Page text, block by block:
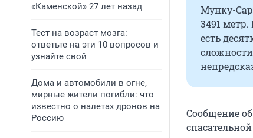
«Каменской» 27 лет назад
Тест на возраст мозга:
ответьте на эти 10 вопросов и
узнайте свой
Дома и автомобили в огне,
мирные жители погибли: что
известно о налетах дронов на
Россию
Мунку-
3491
есть
Сообщение